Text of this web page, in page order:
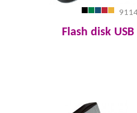
Flash disk USB